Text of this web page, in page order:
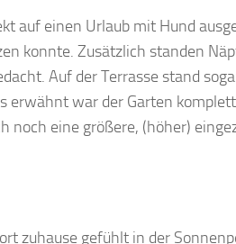
auf einen Urlaub mit Hund
konnte. Zusätzlich standen
Auf der Terrasse stand
erwähnt war der Garten
noch eine größere, (höher)
zuhause gefühlt in der